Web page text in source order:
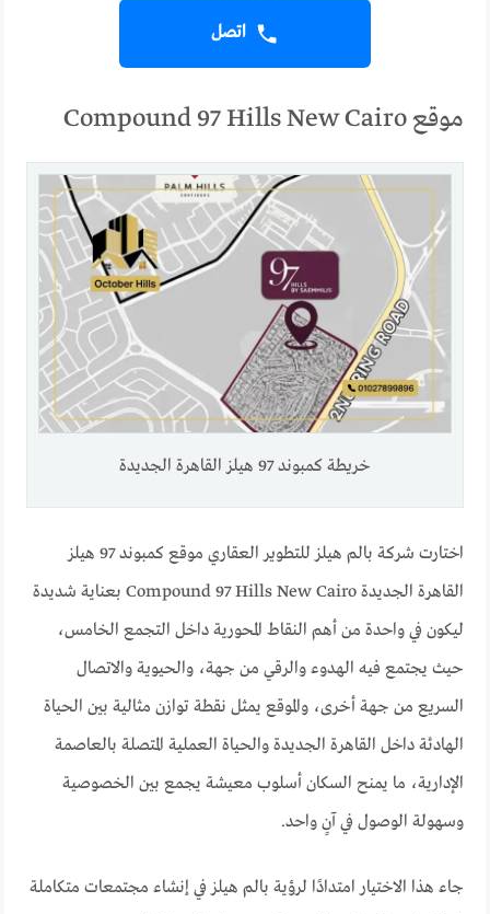
اتصل
موقع Compound 97 Hills New Cairo
خريطة كمبوند 97 هيلز القاهرة الجديدة
اختارت شركة بالم هيلز للتطوير العقاري موقع كمبوند 97 هيلز
القاهرة الجديدة Compound 97 Hills New Cairo بعناية شديدة
ليكون في واحدة من أهم النقاط المحورية داخل التجمع الخامس،
حيث يجتمع فيه الهدوء والرقي من جهة، والحيوية والاتصال
السريع من جهة أخرى، والموقع يمثل نقطة توازن مثالية بين الحياة
الهادئة داخل القاهرة الجديدة والحياة العملية المتصلة بالعاصمة
الإدارية، ما يمنح السكان أسلوب معيشة يجمع بين الخصوصية
وسهولة الوصول في آنٍ واحد.
جاء هذا الاختيار امتدادًا لرؤية بالم هيلز في إنشاء مجتمعات متكاملة